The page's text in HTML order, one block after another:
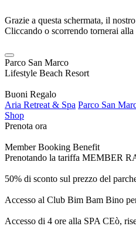
Grazie a questa schermata, il
Cliccando o scorrendo tornerai
Parco San Marco
Lifestyle Beach Resort
Buoni Regalo
Aria Retreat & Spa Parco San
Shop
Prenota ora
Member Booking Benefit
Prenotando la tariffa MEMBER
50% di sconto sul prezzo del
Accesso al Club Bim Bam Bino
Accesso di 4 ore alla SPA CEò,